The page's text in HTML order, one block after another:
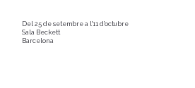
Del 25 de setembre a l'11 d'octubre
Sala Beckett
Barcelona